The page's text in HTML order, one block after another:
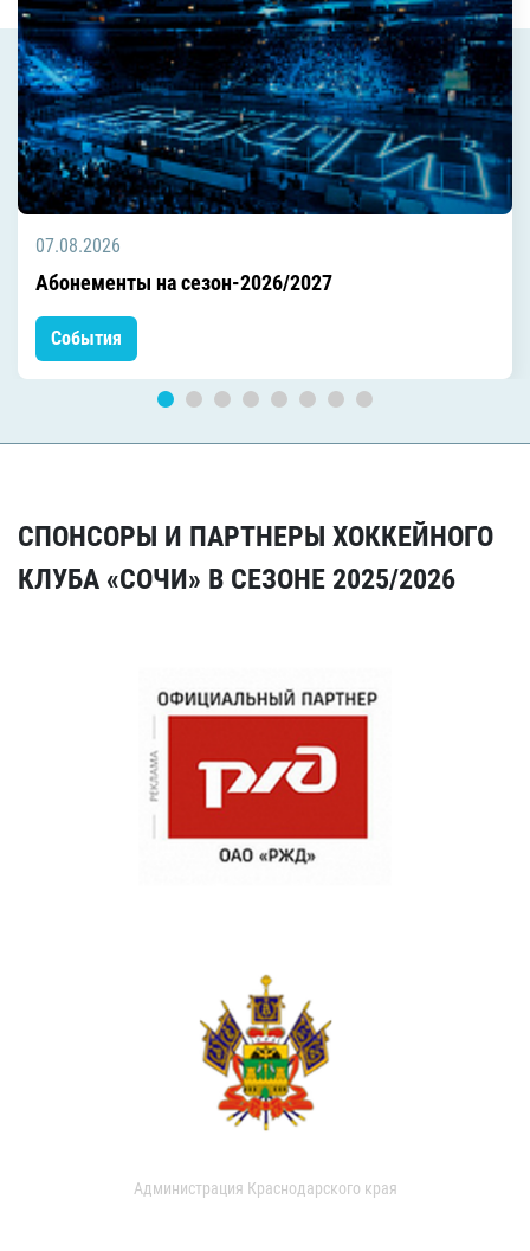
07.08.2026
Абонементы на сезон-2026/2027
События
СПОНСОРЫ И ПАРТНЕРЫ ХОККЕЙНОГО
КЛУБА «СОЧИ» В СЕЗОНЕ 2025/2026
Администрация Краснодарского края